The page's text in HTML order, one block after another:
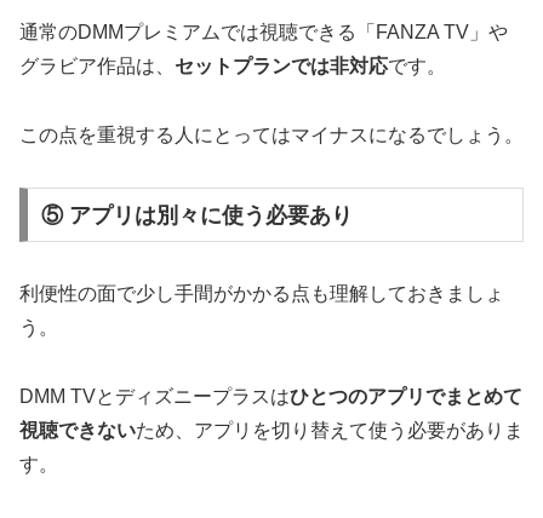
通常のDMMプレミアムでは視聴できる「FANZA TV」や
グラビア作品は、 セットプランでは非対応です。
この点を重視する人にとってはマイナスになるでしょう。
⑤ アプリは別々に使う必要あり
利便性の面で少し手間がかかる点も理解しておきましょ
う。
DMM TVとディズニープラスはひとつのアプリでまとめて
視聴できないため、アプリを切り替えて使う必要がありま
す。